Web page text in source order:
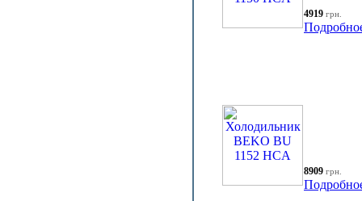
4919 грн.
8909 грн.